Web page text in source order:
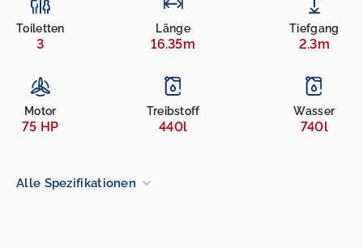
Toiletten
3
Länge
16.35m
Tiefgang
2.3m
Motor
75 HP
Treibstoff
440l
Wasser
740l
Alle Spezifikationen